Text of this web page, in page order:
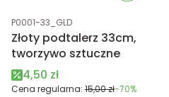
Kod produktu
P0001-33_GLD
Złoty podtalerz 33cm,
tworzywo sztuczne
Cena promocyjna
4,50 zł
Cena regularna: 15,00 zł-70%